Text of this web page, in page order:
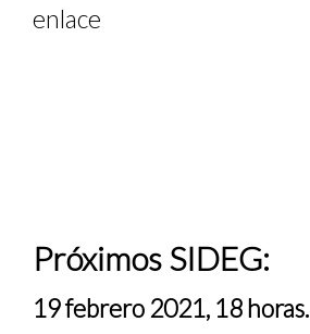
enlace
Próximos SIDEG:
19 febrero 2021, 18 horas.